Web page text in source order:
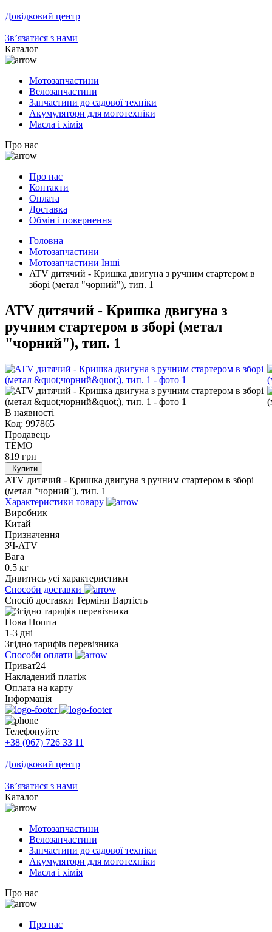
Довідковий центр
Зв’язатися з нами
Каталог
Мотозапчастини
Велозапчастини
Запчастини до садової техніки
Акумулятори для мототехніки
Масла і хімія
Про нас
Про нас
Контакти
Оплата
Доставка
Обмін і повернення
Головна
Мотозапчастини
Мотозапчастини Інші
ATV дитячий - Кришка двигуна з ручним стартером в
зборі (метал "чорний"), тип. 1
ATV дитячий - Кришка двигуна з
ручним стартером в зборі (метал
"чорний"), тип. 1
В наявності
Код: 997865
Продавець
TEMO
819 грн
Купити
ATV дитячий - Кришка двигуна з ручним стартером в зборі
(метал "чорний"), тип. 1
Характеристики товару
Виробник
Китай
Призначення
ЗЧ-ATV
Вага
0.5 кг
Дивитись усі характеристики
Способи доставки
Спосіб доставки Терміни Вартість
Нова Пошта
1-3 дні
Згідно тарифів перевізника
Способи оплати
Приват24
Накладений платіж
Оплата на карту
Інформація
Телефонуйте
+38 (067) 726 33 11
Довідковий центр
Зв’язатися з нами
Каталог
Мотозапчастини
Велозапчастини
Запчастини до садової техніки
Акумулятори для мототехніки
Масла і хімія
Про нас
Про нас